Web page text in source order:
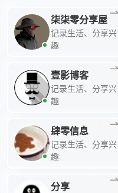
柒柒零分享屋
记录生活、分享兴
趣
壹影博客
记录生活、分享兴
趣
肆零信息
记录生活、分享兴
趣
分享